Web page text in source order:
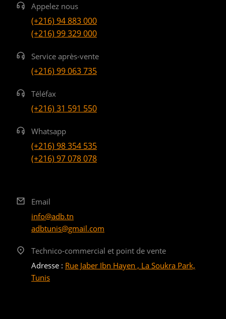
Appelez nous
(+216) 94 883 000
(+216) 99 329 000
Service après-vente
(+216) 99 063 735
Téléfax
(+216) 31 591 550
Whatsapp
(+216) 98 354 535
(+216) 97 078 078
Email
info@adb.tn
adbtunis@gmail.com
Technico-commercial et point de vente
Adresse : Rue Jaber Ibn Hayen , La Soukra Park,
Tunis